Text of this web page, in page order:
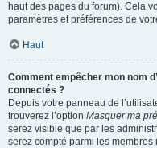
haut des pages du forum). Cela
paramètres et préférences de
Haut
Comment empêcher mon nom
connectés ?
Depuis votre panneau de
trouverez l’option Masquer ma
serez visible que par les
serez compté parmi les membres